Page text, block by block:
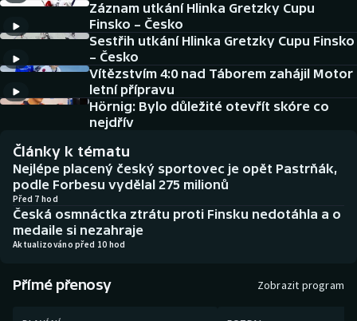
Cyklistika
DALŠÍ SPORTY
Americký fotbal
Baseball a softbal
Basketbal
Biatlon
Boby a skeleton
Box
Curling
NEPŘEHLÉDNĚTE
Historické návraty
Aplikace ČT sport
AZ kvíz
Záznam utkání Hlinka Gretzky Cupu
Finsko – Česko
Sestřih utkání Hlinka Gretzky Cupu Finsko
– Česko
Vítězstvím 4:0 nad Táborem zahájil Motor
letní přípravu
Hörnig: Bylo důležité otevřít skóre co
nejdřív
Články k tématu
Nejlépe placený český sportovec je opět Pastrňák,
podle Forbesu vydělal 275 milionů
Před 7 hod
Česká osmnáctka ztrátu proti Finsku nedotáhla a o
medaile si nezahraje
Aktualizováno před 10 hod
Přímé přenosy Zobrazit program